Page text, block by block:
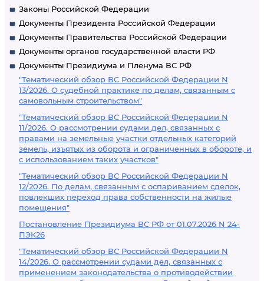
Законы Российской Федерации
Документы Президента Российской Федерации
Документы Правительства Российской Федерации
Документы органов государственной власти РФ
Документы Президиума и Пленума ВС РФ
"Тематический обзор ВС Российской Федерации N
13/2026. О судебной практике по делам, связанным с
самовольным строительством"
"Тематический обзор ВС Российской Федерации N
11/2026. О рассмотрении судами дел, связанных с
правами на земельные участки отдельных категорий
земель, изъятых из оборота и ограниченных в обороте, и
с использованием таких участков"
"Тематический обзор ВС Российской Федерации N
12/2026. По делам, связанным с оспариванием сделок,
повлекших переход права собственности на жилые
помещения"
Постановление Президиума ВС РФ от 01.07.2026 N 24-
ПЭК26
"Тематический обзор ВС Российской Федерации N
14/2026. О рассмотрении судами дел, связанных с
применением законодательства о противодействии